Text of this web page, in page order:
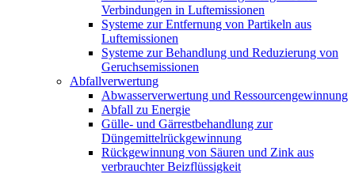
Verbindungen in Luftemissionen
Systeme zur Entfernung von Partikeln aus
Luftemissionen
Systeme zur Behandlung und Reduzierung von
Geruchsemissionen
Abfallverwertung
Abwasserverwertung und Ressourcengewinnung
Abfall zu Energie
Gülle- und Gärrestbehandlung zur
Düngemittelrückgewinnung
Rückgewinnung von Säuren und Zink aus
verbrauchter Beizflüssigkeit